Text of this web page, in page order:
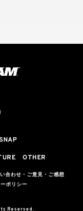
OTHER
合わせ・ご意見・ご感想
ポリシー
Reserved.